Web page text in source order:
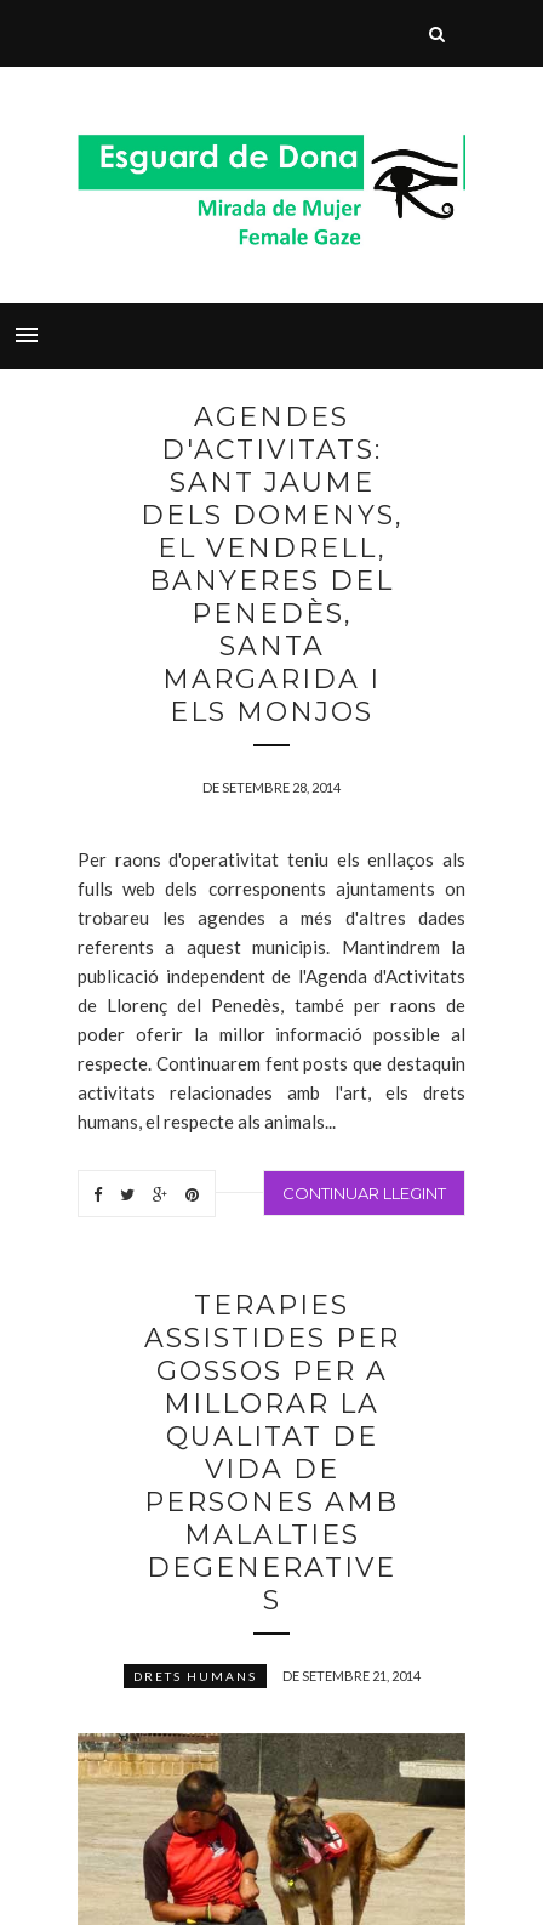
AGENDES
D'ACTIVITATS:
SANT JAUME
DELS DOMENYS,
EL VENDRELL,
BANYERES DEL
PENEDÈS,
SANTA
MARGARIDA I
ELS MONJOS
DE SETEMBRE 28, 2014
Per raons d'operativitat teniu els enllaços als
fulls web dels corresponents ajuntaments on
trobareu les agendes a més d'altres dades
referents a aquest municipis. Mantindrem la
publicació independent de l'Agenda d'Activitats
de Llorenç del Penedès, també per raons de
poder oferir la millor informació possible al
respecte. Continuarem fent posts que destaquin
activitats relacionades amb l'art, els drets
humans, el respecte als animals...
CONTINUAR LLEGINT
TERAPIES
ASSISTIDES PER
GOSSOS PER A
MILLORAR LA
QUALITAT DE
VIDA DE
PERSONES AMB
MALALTIES
DEGENERATIVE
S
DRETS HUMANS DE SETEMBRE 21, 2014